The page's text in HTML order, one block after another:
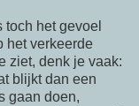
het gevoel
het verkeerde
ziet, denk je vaak:
blijkt dan een
gaan doen,